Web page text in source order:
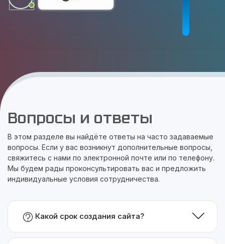
Вопросы и ответы
В этом разделе вы найдёте ответы на часто задаваемые
вопросы. Если у вас возникнут дополнительные вопросы,
свяжитесь с нами по электронной почте или по телефону.
Мы будем рады проконсультировать вас и предложить
индивидуальные условия сотрудничества.
Какой срок создания сайта?